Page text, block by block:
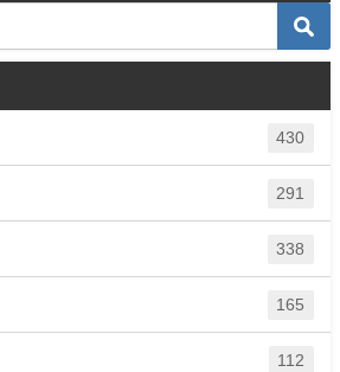
430
291
338
165
112